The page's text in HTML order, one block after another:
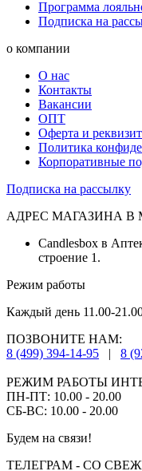
Программа
Подписка на
о компании
О нас
Контакты
Вакансии
ОПТ
Оферта и
Политика
Корпоративные
Подписка на рассылку
АДРЕС МАГАЗИНА В
Candlesbox в
строение 1.
Режим работы
Каждый день 11.00-
ПОЗВОНИТЕ НАМ:
8 (499) 394-14-95
| 8
РЕЖИМ РАБОТЫ
ПН-ПТ: 10.00 - 20.00
СБ-ВС: 10.00 - 20.00
Будем на связи!
ТЕЛЕГРАМ - СО